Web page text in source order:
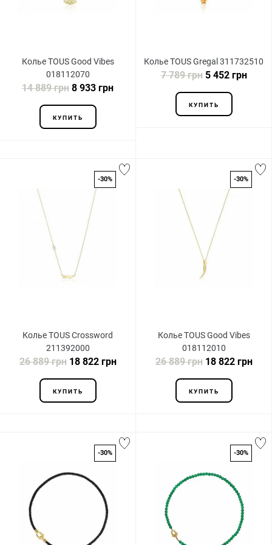
Колье TOUS Good Vibes
018112070
14 889 грн 8 933 грн
КУПИТЬ
Колье TOUS Gregal 311732510
7 789 грн5 452 грн
КУПИТЬ
-30%
Колье TOUS Crossword
211392000
26 889 грн18 822 грн
КУПИТЬ
-30%
Колье TOUS Good Vibes
018112010
26 889 грн18 822 грн
КУПИТЬ
-30% -30%